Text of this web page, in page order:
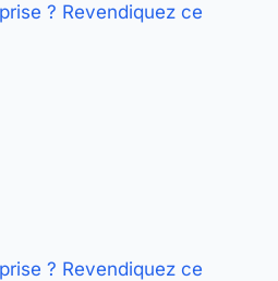
? Revendiquez ce
? Revendiquez ce